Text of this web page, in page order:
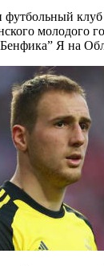
клуб
молодого
Я на